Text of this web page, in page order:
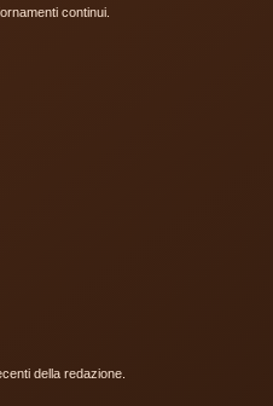
continui.
della redazione.